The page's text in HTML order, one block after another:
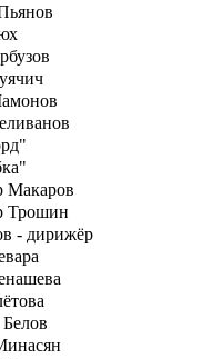
Макаров
Трошин
- дирижёр